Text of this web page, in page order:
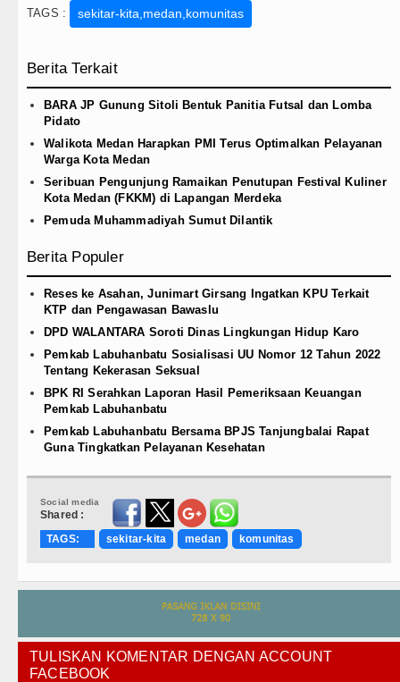
TAGS : sekitar-kita,medan,komunitas
Berita Terkait
BARA JP Gunung Sitoli Bentuk Panitia Futsal dan Lomba
Pidato
Walikota Medan Harapkan PMI Terus Optimalkan Pelayanan
Warga Kota Medan
Seribuan Pengunjung Ramaikan Penutupan Festival Kuliner
Kota Medan (FKKM) di Lapangan Merdeka
Pemuda Muhammadiyah Sumut Dilantik
Berita Populer
Reses ke Asahan, Junimart Girsang Ingatkan KPU Terkait
KTP dan Pengawasan Bawaslu
DPD WALANTARA Soroti Dinas Lingkungan Hidup Karo
Pemkab Labuhanbatu Sosialisasi UU Nomor 12 Tahun 2022
Tentang Kekerasan Seksual
BPK RI Serahkan Laporan Hasil Pemeriksaan Keuangan
Pemkab Labuhanbatu
Pemkab Labuhanbatu Bersama BPJS Tanjungbalai Rapat
Guna Tingkatkan Pelayanan Kesehatan
Social media
Shared :
TAGS:
sekitar-kita medan komunitas
TULISKAN KOMENTAR DENGAN ACCOUNT
FACEBOOK